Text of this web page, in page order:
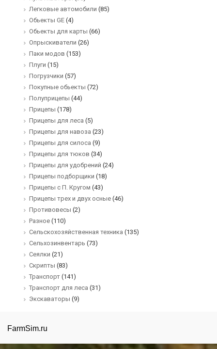
Легковые автомобили (85)
Обьекты GE (4)
Обьекты для карты (66)
Опрыскиватели (26)
Паки модов (153)
Плуги (15)
Погрузчики (57)
Покупные обьекты (72)
Полуприцепы (44)
Прицепы (178)
Прицепы для леса (5)
Прицепы для навоза (23)
Прицепы для силоса (9)
Прицепы для тюков (34)
Прицепы для удобрений (24)
Прицепы подборщики (18)
Прицепы с П. Кругом (43)
Прицепы трех и двух осные (46)
Противовесы (2)
Разное (110)
Сельскохозяйственная техника (135)
Сельхозинвентарь (73)
Сеялки (21)
Скрипты (83)
Транспорт (141)
Транспорт для леса (31)
Экскаваторы (9)
FarmSim.ru